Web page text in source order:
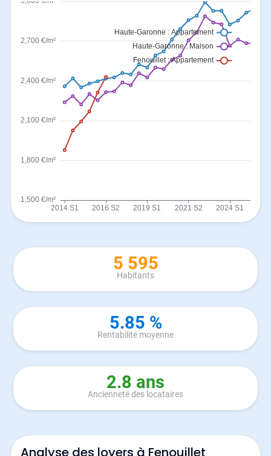
5 595
Habitants
5.85 %
Rentabilité moyenne
2.8 ans
Ancienneté des locataires
Analyse des loyers à Fenouillet